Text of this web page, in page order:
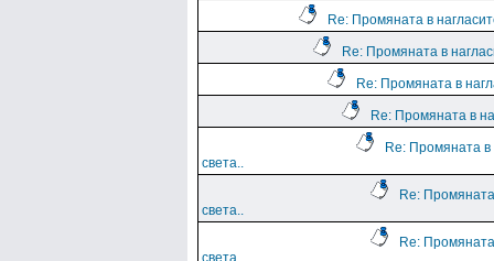
Re: Промяната в
Re: Промяната в
Re: Промяната в
Re: Промяната в
Re: Промяната в
света..
Re:
света..
Re:
света..